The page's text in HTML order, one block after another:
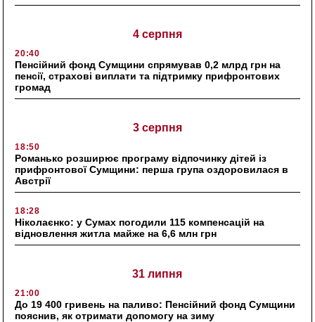
4 серпня
20:40
Пенсійний фонд Сумщини спрямував 0,2 млрд грн на
пенсії, страхові виплати та підтримку прифронтових
громад
3 серпня
18:50
Романько розширює програму відпочинку дітей із
прифронтової Сумщини: перша група оздоровилася в
Австрії
18:28
Ніколаєнко: у Сумах погодили 115 компенсацій на
відновлення житла майже на 6,6 млн грн
31 липня
21:00
До 19 400 гривень на паливо: Пенсійний фонд Сумщини
пояснив, як отримати допомогу на зиму